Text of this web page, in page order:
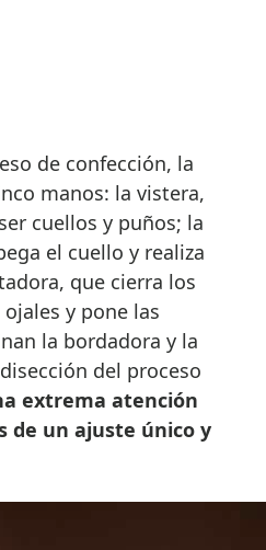
de confección, la
manos: la vistera,
cuellos y puños; la
el cuello y realiza
que cierra los
y pone las
la bordadora y la
del proceso
extrema atención
de un ajuste único y